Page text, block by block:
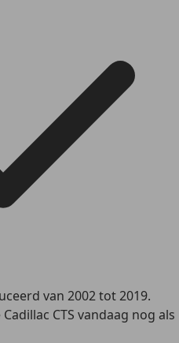
van 2002 tot 2019.
CTS vandaag nog als